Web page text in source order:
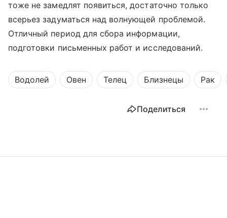
тоже не замедлят появиться, достаточно только
всерьез задуматься над волнующей проблемой.
Отличный период для сбора информации,
подготовки письменных работ и исследований.
Водолей Овен Телец Близнецы Рак
Поделиться